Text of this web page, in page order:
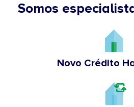
Somos
Novo Crédito